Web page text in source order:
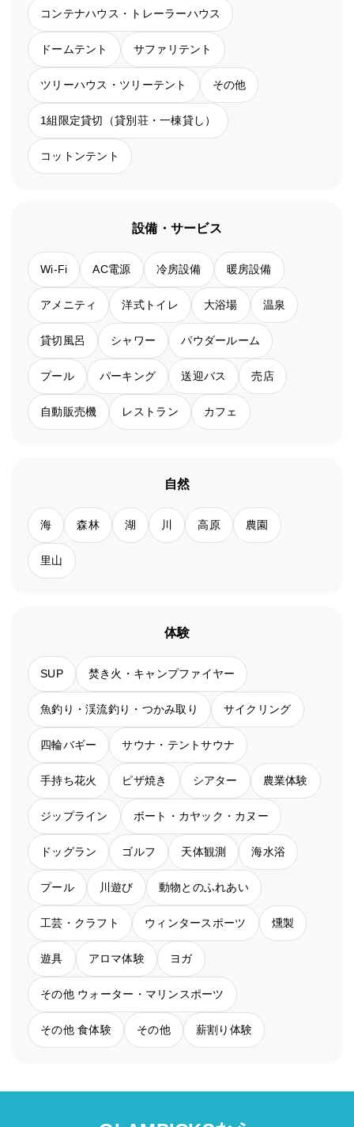
コンテナハウス・トレーラーハウス
ドームテント サファリテント
ツリーハウス・ツリーテント その他
1組限定貸切（貸別荘・一棟貸し）
コットンテント
設備・サービス
Wi-Fi AC電源 冷房設備 暖房設備
アメニティ 洋式トイレ 大浴場 温泉
貸切風呂 シャワー パウダールーム
プール パーキング 送迎バス 売店
自動販売機 レストラン カフェ
自然
海 森林 湖 川 高原 農園
里山
体験
SUP 焚き火・キャンプファイヤー
魚釣り・渓流釣り・つかみ取り サイクリング
四輪バギー サウナ・テントサウナ
手持ち花火 ピザ焼き シアター 農業体験
ジップライン ボート・カヤック・カヌー
ドッグラン ゴルフ 天体観測 海水浴
プール 川遊び 動物とのふれあい
工芸・クラフト ウィンタースポーツ 燻製
遊具 アロマ体験 ヨガ
その他 ウォーター・マリンスポーツ
その他 食体験 その他 薪割り体験